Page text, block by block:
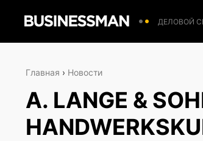
ДЕЛОВОЙ
Главная › Новости
A. LANGE &